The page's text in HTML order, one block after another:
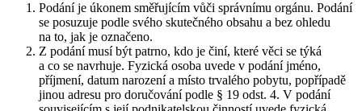
Podání je úkonem směřujícím vůči správnímu orgánu. Podání
se posuzuje podle svého skutečného obsahu a bez ohledu
na to, jak je označeno.
Z podání musí být patrno, kdo je činí, které věci se týká
a co se navrhuje. Fyzická osoba uvede v podání jméno,
příjmení, datum narození a místo trvalého pobytu, popřípadě
jinou adresu pro doručování podle § 19 odst. 4. V podání